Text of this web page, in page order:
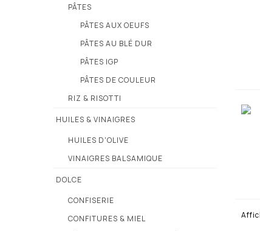
PÂTES
PÂTES AUX OEUFS
PÂTES AU BLÉ DUR
PÂTES IGP
PÂTES DE COULEUR
RIZ & RISOTTI
HUILES & VINAIGRES
HUILES D'OLIVE
VINAIGRES BALSAMIQUE
DOLCE
CONFISERIE
CONFITURES & MIEL